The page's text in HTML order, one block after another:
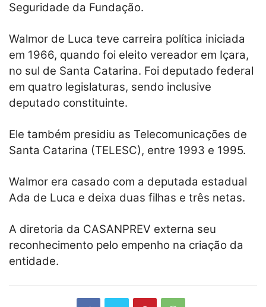
Seguridade da Fundação.
Walmor de Luca teve carreira política iniciada
em 1966, quando foi eleito vereador em Içara,
no sul de Santa Catarina. Foi deputado federal
em quatro legislaturas, sendo inclusive
deputado constituinte.
Ele também presidiu as Telecomunicações de
Santa Catarina (TELESC), entre 1993 e 1995.
Walmor era casado com a deputada estadual
Ada de Luca e deixa duas filhas e três netas.
A diretoria da CASANPREV externa seu
reconhecimento pelo empenho na criação da
entidade.